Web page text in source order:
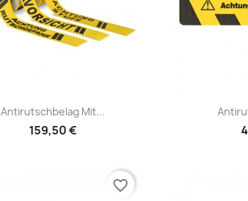
Schnellansicht
Antirutschbelag Mit...
159,50 €

favorite_border